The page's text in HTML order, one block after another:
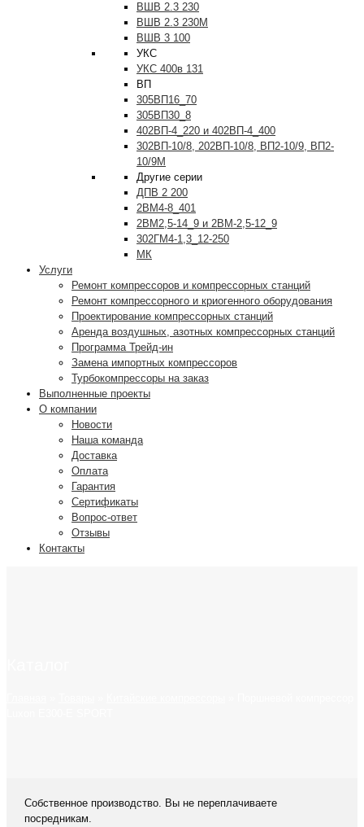
ВШВ 2.3 230
ВШВ 2.3 230М
ВШВ 3 100
УКС
УКС 400в 131
ВП
305ВП16_70
305ВП30_8
402ВП-4_220 и 402ВП-4_400
302ВП-10/8, 202ВП-10/8, ВП2-10/9, ВП2-
10/9М
Другие серии
ДПВ 2 200
2ВМ4-8_401
2ВМ2,5-14_9 и 2ВМ-2,5-12_9
302ГМ4-1,3_12-250
МК
Услуги
Ремонт компрессоров и компрессорных станций
Ремонт компрессорного и криогенного оборудования
Проектирование компрессорных станций
Аренда воздушных, азотных компрессорных станций
Программа Трейд-ин
Замена импортных компрессоров
Турбокомпрессоры на заказ
Выполненные проекты
О компании
Новости
Наша команда
Доставка
Оплата
Гарантия
Сертификаты
Вопрос-ответ
Отзывы
Контакты
Собственное производство. Вы не переплачиваете
посредникам.